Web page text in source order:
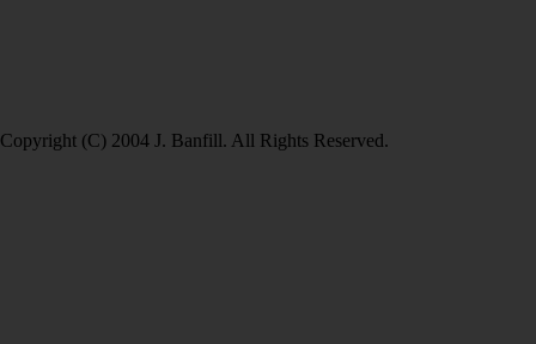
Copyright (C) 2004 J. Banfill. All Rights Reserved.